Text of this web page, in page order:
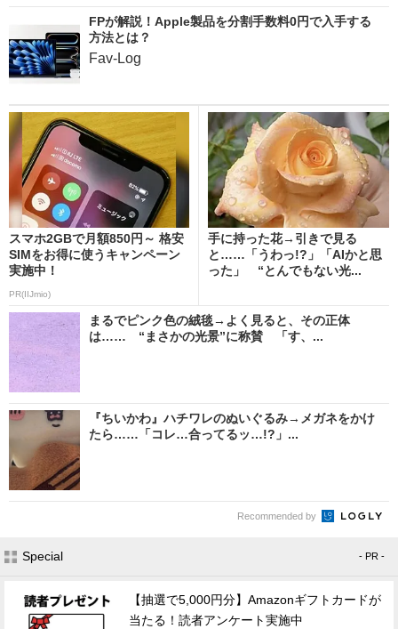
FPが解説！Apple製品を分割手数料0円で入手する
方法とは？
Fav-Log
スマホ2GBで月額850円～ 格安
SIMをお得に使うキャンペーン
実施中！
PR(IIJmio)
手に持った花→引きで見る
と……「うわっ!?」「AIかと思
った」 “とんでもない光...
まるでピンク色の絨毯→よく見ると、その正体
は…… “まさかの光景”に称賛 「す、...
『ちいかわ』ハチワレのぬいぐるみ→メガネをかけ
たら……「コレ…合ってるッ…!?」...
Recommended by
Special - PR -
【抽選で5,000円分】Amazonギフトカードが
当たる！読者アンケート実施中